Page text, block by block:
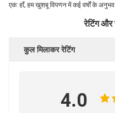
एक: हाँ, हम खुशबू विपणन में कई वर्षों के
रेटिंग और
कुल मिलाकर रेटिंग
4.0